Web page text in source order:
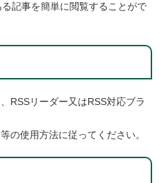
記事を簡単に閲覧することがで
RSSリーダー又はRSS対応ブラ
の使用方法に従ってください。